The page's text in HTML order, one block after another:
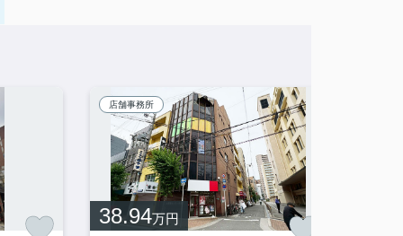
店舗事務所
38.94万円